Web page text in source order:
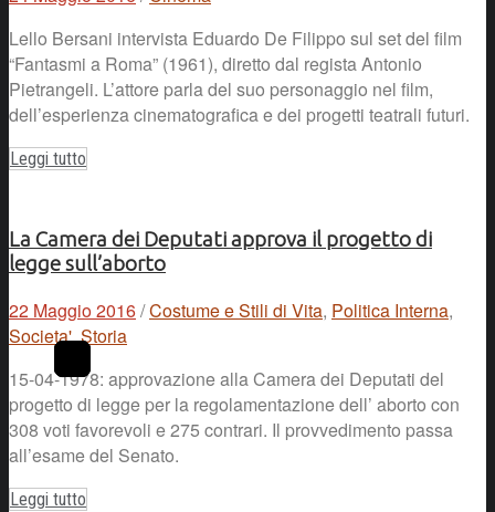
Lello Bersani intervista Eduardo De Filippo sul set del film
“Fantasmi a Roma” (1961), diretto dal regista Antonio
Pietrangeli. L’attore parla del suo personaggio nel film,
dell’esperienza cinematografica e dei progetti teatrali futuri.
Leggi tutto
La Camera dei Deputati approva il progetto di
legge sull’aborto
22 Maggio 2016/Costume e Stili di Vita, Politica Interna,
Societa',Storia
15-04-1978: approvazione alla Camera dei Deputati del
progetto di legge per la regolamentazione dell’ aborto con
308 voti favorevoli e 275 contrari. Il provvedimento passa
all’esame del Senato.
Leggi tutto